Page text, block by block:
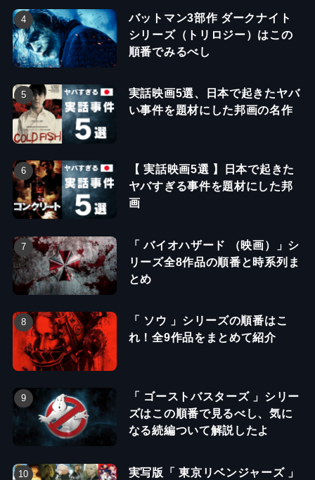
バットマン3部作 ダークナイト
シリーズ（トリロジー）はこの
順番でみるべし
実話映画5選、日本で起きたヤバ
い事件を題材にした邦画の名作
【 実話映画5選 】日本で起きた
ヤバすぎる事件を題材にした邦
画
「 バイオハザード （映画）」シ
リーズ全8作品の順番と時系列ま
とめ
「 ソウ 」シリーズの順番はこ
れ！全9作品をまとめて紹介
「 ゴーストバスターズ 」シリー
ズはこの順番で見るべし、気に
なる続編ついて解説したよ
実写版「 東京リベンジャーズ 」